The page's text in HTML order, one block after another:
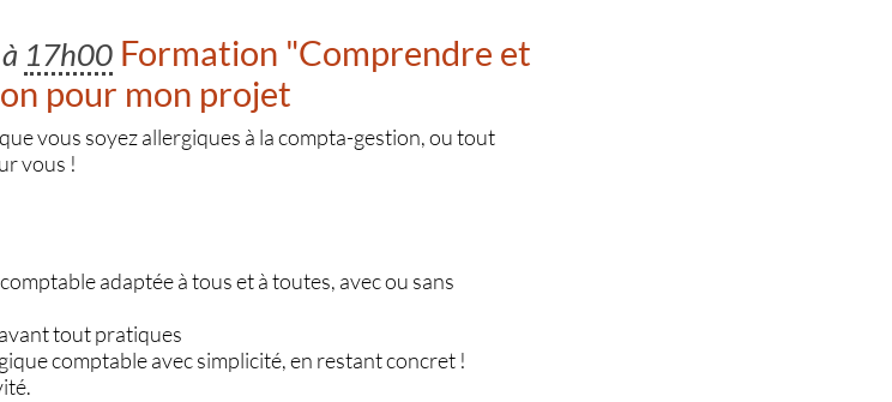
à 17h00 Formation "Comprendre et
pour mon projet
vous soyez allergiques à la compta-gestion, ou tout
vous !
adaptée à tous et à toutes, avec ou sans
tout pratiques
comptable avec simplicité, en restant concret !